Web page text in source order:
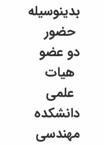
بدینوسیله
حضور
دو عضو
هیات
علمی
دانشکده
مهندسی